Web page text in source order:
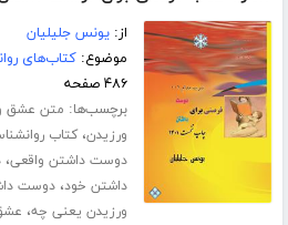
از:یونس جلیلیان
موضوع:کتاب‌های
۴۸۶ صفحه
برچسب‌ها: متن عشق
ورزیدن،کتاب
دوست داشتن واقعی،
داشتن خود،دوست
ورزیدن یعنی چه،